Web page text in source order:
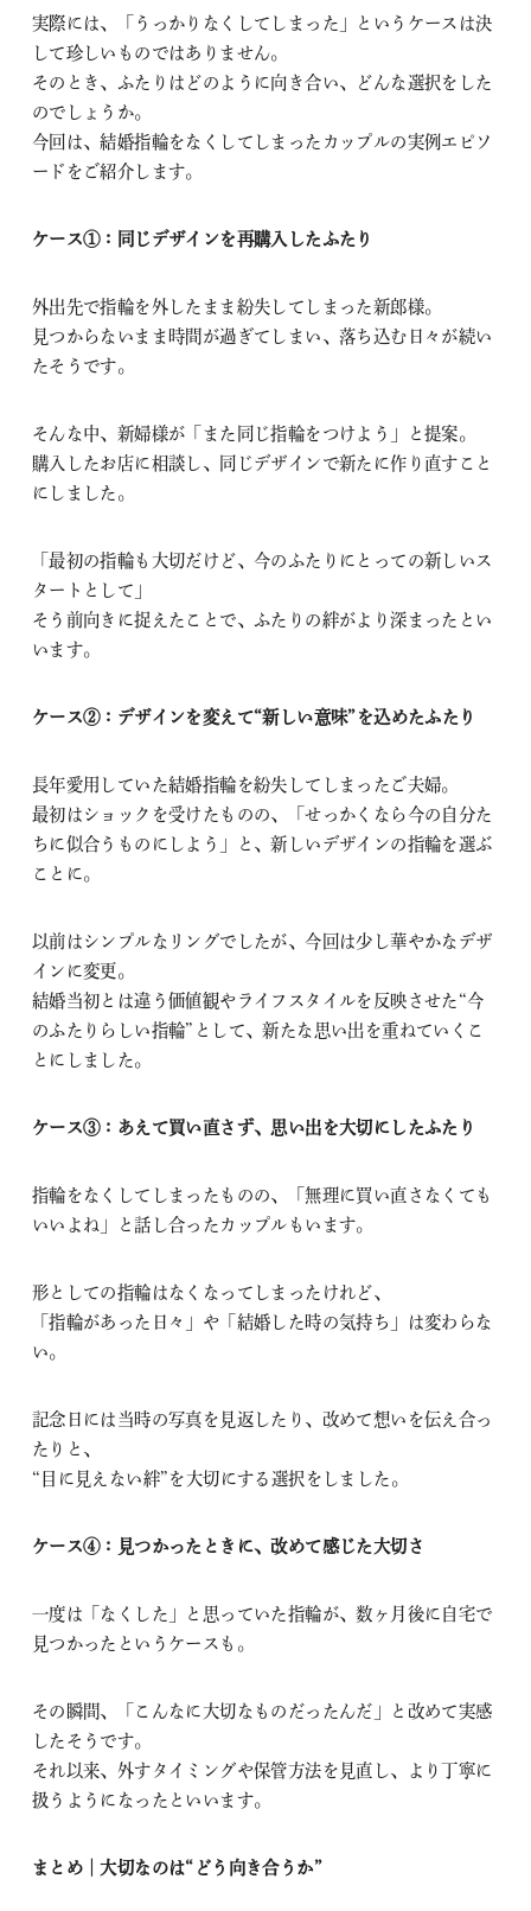
実際には、「うっかりなくしてしまった」というケースは決
して珍しいものではありません。
そのとき、ふたりはどのように向き合い、どんな選択をした
のでしょうか。
今回は、結婚指輪をなくしてしまったカップルの実例エピソ
ードをご紹介します。
ケース①：同じデザインを再購入したふたり
外出先で指輪を外したまま紛失してしまった新郎様。
見つからないまま時間が過ぎてしまい、落ち込む日々が続い
たそうです。
そんな中、新婦様が「また同じ指輪をつけよう」と提案。
購入したお店に相談し、同じデザインで新たに作り直すこと
にしました。
「最初の指輪も大切だけど、今のふたりにとっての新しいス
タートとして」
そう前向きに捉えたことで、ふたりの絆がより深まったとい
います。
ケース②：デザインを変えて“新しい意味”を込めたふたり
長年愛用していた結婚指輪を紛失してしまったご夫婦。
最初はショックを受けたものの、「せっかくなら今の自分た
ちに似合うものにしよう」と、新しいデザインの指輪を選ぶ
ことに。
以前はシンプルなリングでしたが、今回は少し華やかなデザ
インに変更。
結婚当初とは違う価値観やライフスタイルを反映させた“今
のふたりらしい指輪”として、新たな思い出を重ねていくこ
とにしました。
ケース③：あえて買い直さず、思い出を大切にしたふたり
指輪をなくしてしまったものの、「無理に買い直さなくても
いいよね」と話し合ったカップルもいます。
形としての指輪はなくなってしまったけれど、
「指輪があった日々」や「結婚した時の気持ち」は変わらな
い。
記念日には当時の写真を見返したり、改めて想いを伝え合っ
たりと、
“目に見えない絆”を大切にする選択をしました。
ケース④：見つかったときに、改めて感じた大切さ
一度は「なくした」と思っていた指輪が、数ヶ月後に自宅で
見つかったというケースも。
その瞬間、「こんなに大切なものだったんだ」と改めて実感
したそうです。
それ以来、外すタイミングや保管方法を見直し、より丁寧に
扱うようになったといいます。
まとめ｜大切なのは“どう向き合うか”